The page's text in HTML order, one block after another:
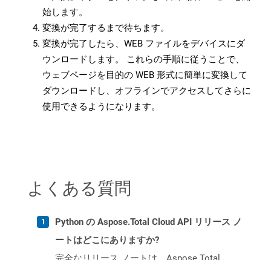
始します。
変換が完了するまで待ちます。
変換が完了したら、WEB ファイルをデバイスにダ
ウンロードします。 これらの手順に従うことで、
ウェブページを目的の WEB 形式に簡単に変換して
ダウンロードし、オフラインでアクセスしてさらに
使用できるようになります。
よくある質問
Python の Aspose.Total Cloud API リリース ノ
ートはどこにありますか?